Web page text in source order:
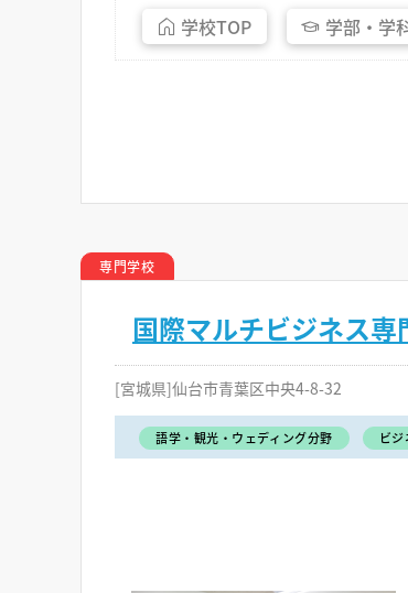
学校TOP 学部・ 学
専門学校
国際マルチビジネス専
[宮城県]仙台市青葉区中央4-8-32
語学・観光・ウェディング分野 ビ